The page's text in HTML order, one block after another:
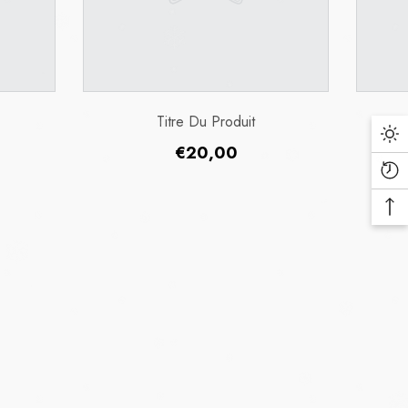
Titre Du Produit
Prix
€20,00
cases worldwide) and